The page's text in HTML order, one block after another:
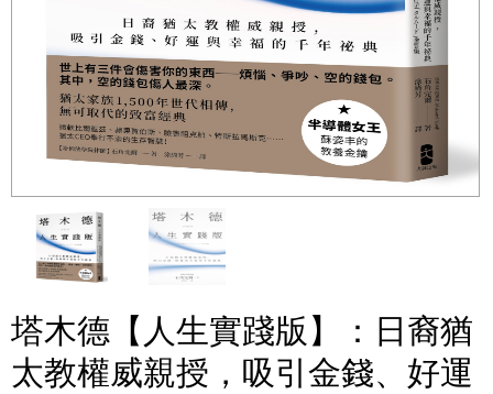
塔木德【人生實踐版】：日裔猶
太教權威親授，吸引金錢、好運